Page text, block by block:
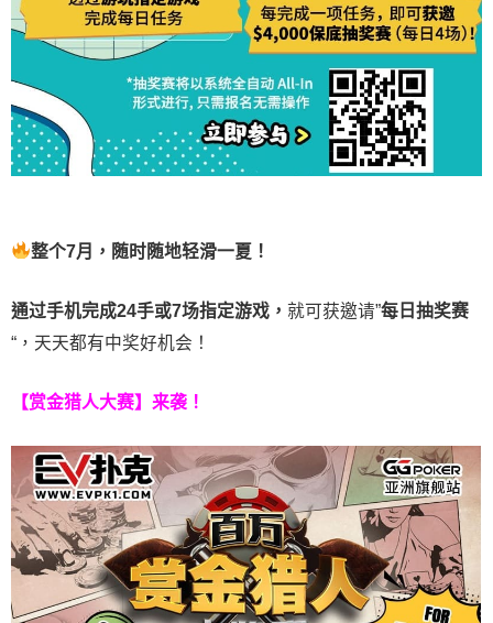
整个7月，随时随地轻滑一夏！
通过手机完成24手或7场指定游戏， 就可获邀请”每日抽奖赛
“，天天都有中奖好机会！
【赏金猎人大赛】来袭！